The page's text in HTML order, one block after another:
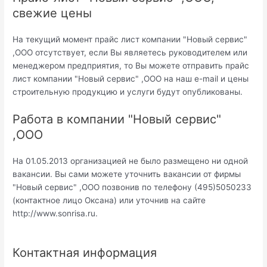
свежие цены
На текущий момент прайс лист компании "Новый сервис"
,ООО отсутствует, если Вы являетесь руководителем или
менеджером предприятия, то Вы можете отправить прайс
лист компании "Новый сервис" ,ООО на наш e-mail и цены
строительную продукцию и услуги будут опубликованы.
Работа в компании "Новый сервис"
,ООО
На 01.05.2013 организацией не было размещено ни одной
вакансии. Вы сами можете уточнить вакансии от фирмы
"Новый сервис" ,ООО позвонив по телефону (495)5050233
(контактное лицо Оксана) или уточнив на сайте
http://www.sonrisa.ru.
Контактная информация